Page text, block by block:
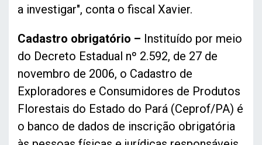
a investigar", conta o fiscal Xavier.
Cadastro obrigatório – Instituído por meio
do Decreto Estadual nº 2.592, de 27 de
novembro de 2006, o Cadastro de
Exploradores e Consumidores de Produtos
Florestais do Estado do Pará (Ceprof/PA) é
o banco de dados de inscrição obrigatória